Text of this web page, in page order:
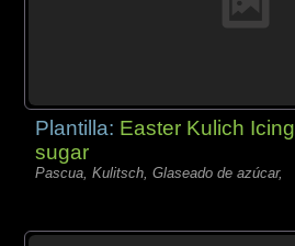
Plantilla: Easter Kulich Icing
sugar
Pascua, Kulitsch, Glaseado de azúcar,